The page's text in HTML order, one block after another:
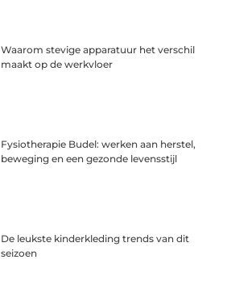
Waarom stevige apparatuur het verschil
maakt op de werkvloer
Fysiotherapie Budel: werken aan herstel,
beweging en een gezonde levensstijl
De leukste kinderkleding trends van dit
seizoen